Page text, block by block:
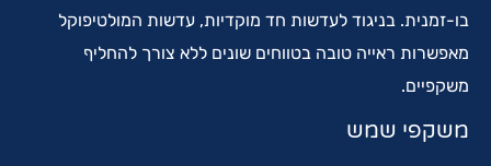
בו-זמנית. בניגוד לעדשות חד מוקדיות, עדשות המולטיפוקל
מאפשרות ראייה טובה בטווחים שונים ללא צורך להחליף
משקפיים.
משקפי שמש